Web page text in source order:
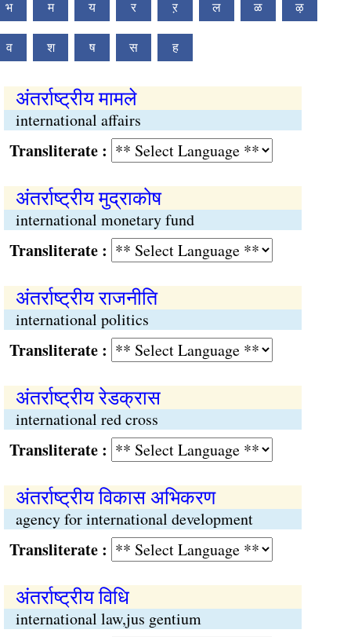
भ म य र ऱ ल ळ ऴ
व श ष स ह
अंतर्राष्ट्रीय मामले
international affairs
:
अंतर्राष्ट्रीय मुद्राकोष
international monetary fund
:
अंतर्राष्ट्रीय राजनीति
international politics
:
अंतर्राष्ट्रीय रेडक्रास
international red cross
:
अंतर्राष्ट्रीय विकास अभिकरण
agency for international development
:
अंतर्राष्ट्रीय विधि
international law,jus gentium